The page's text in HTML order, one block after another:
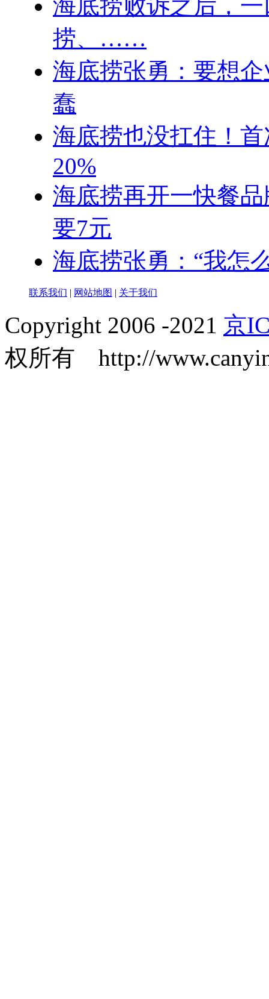
海底捞败诉之后，
捞、……
海底捞张勇：要想
蠢
海底捞也没扛住！
20%
海底捞再开一快餐
要7元
海底捞张勇：“我怎
联系我们 | 网站地图 | 关于我们
Copyright 2006 -2021 京
权所有 http://